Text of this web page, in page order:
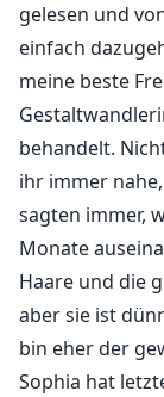
gelesen und
einfach
meine beste
behandelt.
ihr immer
sagten immer,
Monate
Haare und die
aber sie ist
bin eher der
Sophia hat